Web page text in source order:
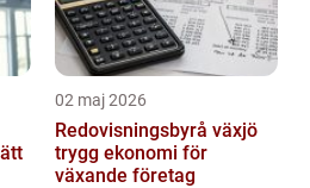
02 maj 2026
Redovisningsbyrå växjö
trygg ekonomi för
växande företag